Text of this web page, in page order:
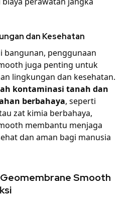
dan Kesehatan
bangunan, penggunaan
juga penting untuk
lingkungan dan kesehatan.
kontaminasi tanah dan
berbahaya, seperti
zat kimia berbahaya,
membantu menjaga
dan aman bagi manusia
Geomembrane Smooth